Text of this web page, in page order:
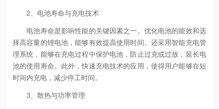
2、电池寿命与充电技术
电池寿命是影响性能的关键因素之一。优化电池的能效和选
择高容量的锂电池，能够有效提高使用时间。还采用智能充电管
理系统，能够在充电过程中保护电池，防止过充或过放，延长电
池的使用寿命。此外，快速充电技术的应用，使得用户能够在短
时间内充电，减少停工时间。
3、散热与功率管理